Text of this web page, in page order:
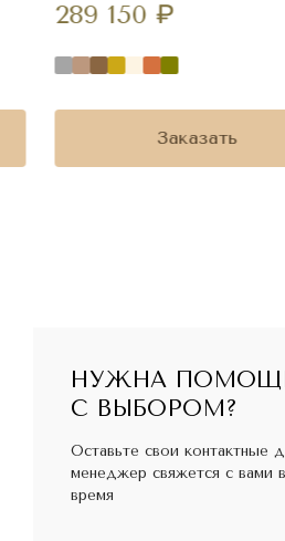
289 150 ₽
Заказать
НУЖНА
С ВЫБОРОМ?
Оставьте свои контактные
менеджер свяжется с вами
время